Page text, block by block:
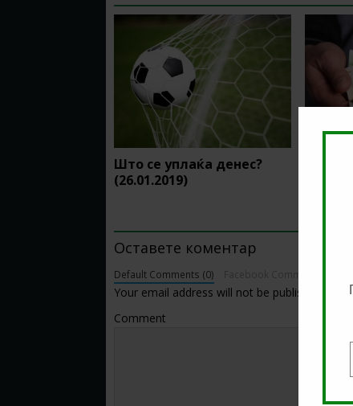
Што се уплаќа денес?
(26.01.2019)
Оставете коментар
Default Comments (0)
Your email address will not be published.
Comment